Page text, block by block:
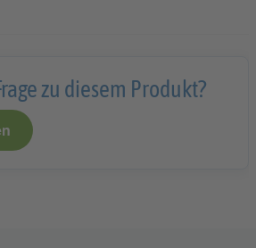
zu diesem Produkt?